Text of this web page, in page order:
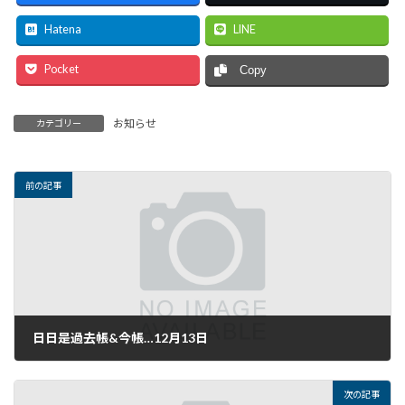
Hatena LINE
Pocket Copy
カテゴリー お知らせ
前の記事
日日是過去帳&今帳…12月13日
次の記事